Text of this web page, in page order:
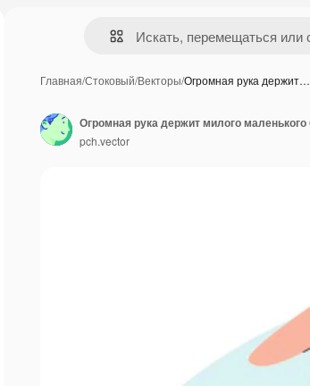
Главная/Стоковый/Векторы/Огромная рука держит…
pch.vector